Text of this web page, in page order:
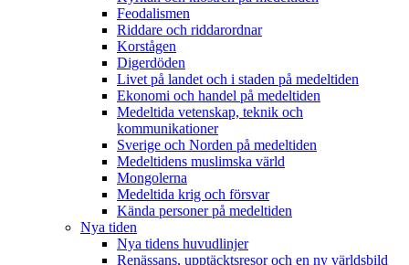
Feodalismen
Riddare och riddarordnar
Korstågen
Digerdöden
Livet på landet och i staden på medeltiden
Ekonomi och handel på medeltiden
Medeltida vetenskap, teknik och
kommunikationer
Sverige och Norden på medeltiden
Medeltidens muslimska värld
Mongolerna
Medeltida krig och försvar
Kända personer på medeltiden
Nya tiden
Nya tidens huvudlinjer
Renässans, upptäcktsresor och en ny världsbild